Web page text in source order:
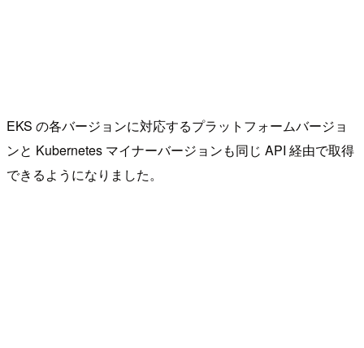
EKS の各バージョンに対応するプラットフォームバージョ
ンと Kubernetes マイナーバージョンも同じ API 経由で取得
できるようになりました。